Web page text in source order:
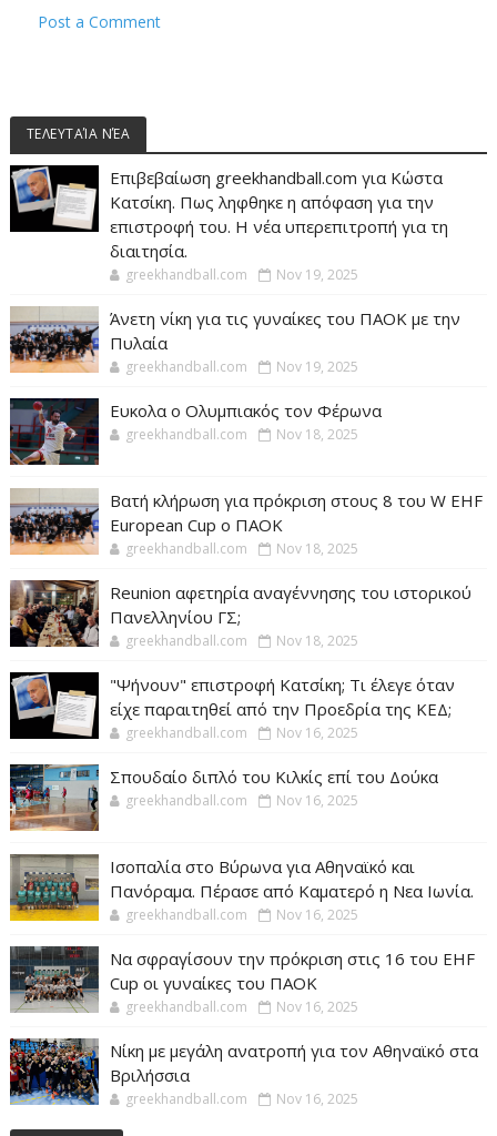
Post a Comment
ΤΕΛΕΥΤΑΊΑ ΝΈΑ
Επιβεβαίωση greekhandball.com για Κώστα
Κατσίκη. Πως ληφθηκε η απόφαση για την
επιστροφή του. Η νέα υπερεπιτροπή για τη
διαιτησία.
greekhandball.com Nov 19, 2025
Άνετη νίκη για τις γυναίκες του ΠΑΟΚ με την
Πυλαία
greekhandball.com Nov 19, 2025
Ευκολα ο Ολυμπιακός τον Φέρωνα
greekhandball.com Nov 18, 2025
Βατή κλήρωση για πρόκριση στους 8 του W EHF
European Cup ο ΠΑΟΚ
greekhandball.com Nov 18, 2025
Reunion αφετηρία αναγέννησης του ιστορικού
Πανελληνίου ΓΣ;
greekhandball.com Nov 18, 2025
"Ψήνουν" επιστροφή Κατσίκη; Τι έλεγε όταν
είχε παραιτηθεί από την Προεδρία της ΚΕΔ;
greekhandball.com Nov 16, 2025
Σπουδαίο διπλό του Κιλκίς επί του Δούκα
greekhandball.com Nov 16, 2025
Ισοπαλία στο Βύρωνα για Αθηναϊκό και
Πανόραμα. Πέρασε από Καματερό η Νεα Ιωνία.
greekhandball.com Nov 16, 2025
Να σφραγίσουν την πρόκριση στις 16 του EHF
Cup οι γυναίκες του ΠΑΟΚ
greekhandball.com Nov 16, 2025
Νίκη με μεγάλη ανατροπή για τον Αθηναϊκό στα
Βριλήσσια
greekhandball.com Nov 16, 2025